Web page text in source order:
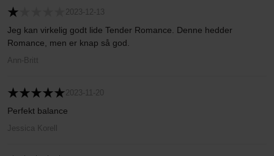
2023-12-13
Jeg kan virkelig godt lide Tender Romance. Denne hedder
Romance, men er knap så god.
Ann-Britt
2023-11-20
Perfekt balance
Jessica Korell